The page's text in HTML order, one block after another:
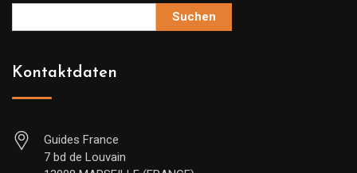
Suchen
Kontaktdaten
Guides France
7 bd de Louvain